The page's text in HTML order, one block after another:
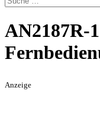
AN2187R-
Anzeige